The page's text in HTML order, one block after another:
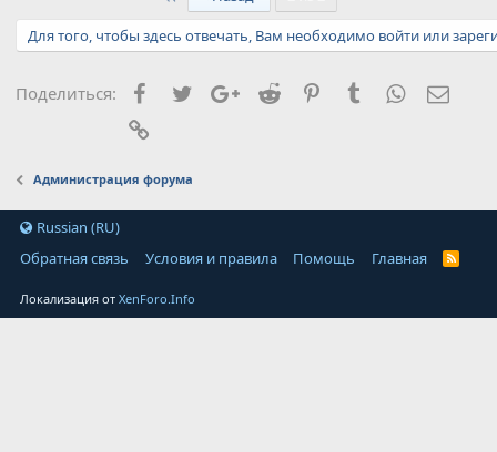
т
и
Для того, чтобы здесь отвечать, Вам необходимо войти или
Поделиться: Facebook
TwitterGoogle+
Reddit PinterestTumblrWhatsApp
Администрация форума
Russian (RU)
Обратная связь
Условия и правила Помощь Главная
Локализация отXenForo.Info